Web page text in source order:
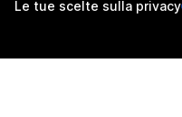
Le tue scelte sulla privacy